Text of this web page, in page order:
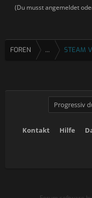
(Du musst angemeldet
FOREN ... STEAM
Progressiv
Kontakt Hilfe